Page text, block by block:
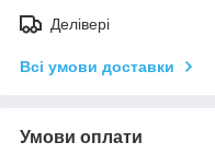
Делівері
Всі умови доставки
Умови оплати